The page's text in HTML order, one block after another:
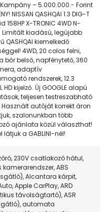
Kampány – 5.000.000.- Forint
NISSAN QASHQAI 1.3 DIG-T
158HP X-TRONIC 4WD N-
kiadású, legújabb
QASHQAI kiemelkedő
4WD, 20 colos felni,
bőr belső, napfénytető, 360
adaptív
rendszerek, 12.3
HD kijelző. Új GOOGLE alapú
teljesen testreszabható
autóját korrekt áron
szalonunkban több
ajánlata közül választhat!
látjuk a GABLINI-nél!
230V csatlakozó hátul,
kamerarendszer, ABS
Alcantara kárpit,
Apple CarPlay, ARD
távolságtartó), ASR
automata